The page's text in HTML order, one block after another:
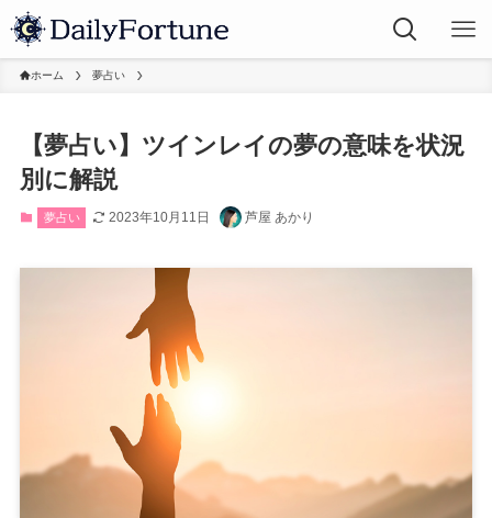
ホーム 夢占い
【夢占い】ツインレイの夢の意味を状況
別に解説
夢占い 2023年10月11日 芦屋 あかり